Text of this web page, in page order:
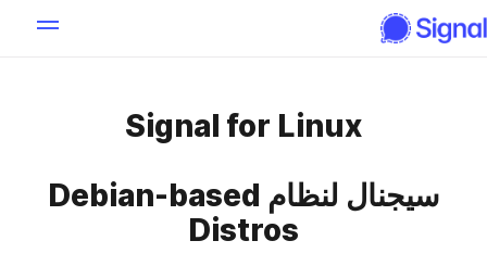
Signal for Linux
سيجنال لنظام Debian-based
Distros